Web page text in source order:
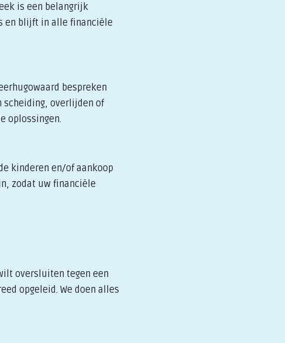
is een belangrijk
en blijft in alle financiële
bespreken
scheiding, overlijden of
oplossingen.
kinderen en/of aankoop
zodat uw financiële
oversluiten tegen een
opgeleid. We doen alles